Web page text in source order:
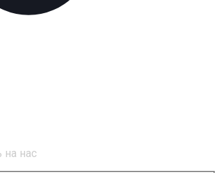
на нас